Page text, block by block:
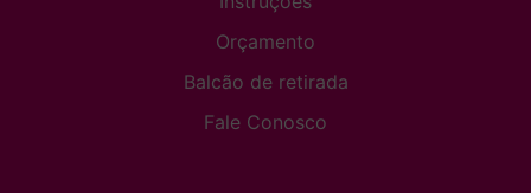
Orçamento
Balcão de retirada
Fale Conosco